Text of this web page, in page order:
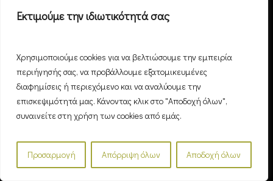
Εκτιμούμε την ιδιωτικότητά σας
Χρησιμοποιούμε cookies για να βελτιώσουμε την εμπειρία
περιήγησής σας, να προβάλλουμε εξατομικευμένες
διαφημίσεις ή περιεχόμενο και να αναλύουμε την
επισκεψιμότητά μας. Κάνοντας κλικ στο "Αποδοχή όλων",
συναινείτε στη χρήση των cookies από εμάς.
Προσαρμογή Απόρριψη όλων Αποδοχή όλων